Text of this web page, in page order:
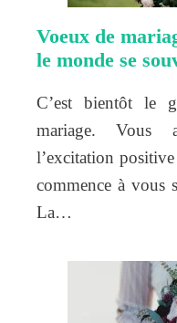
Voeux de
le monde se
C’est bientôt le
mariage. Vous
l’excitation positive
commence à vous
La…